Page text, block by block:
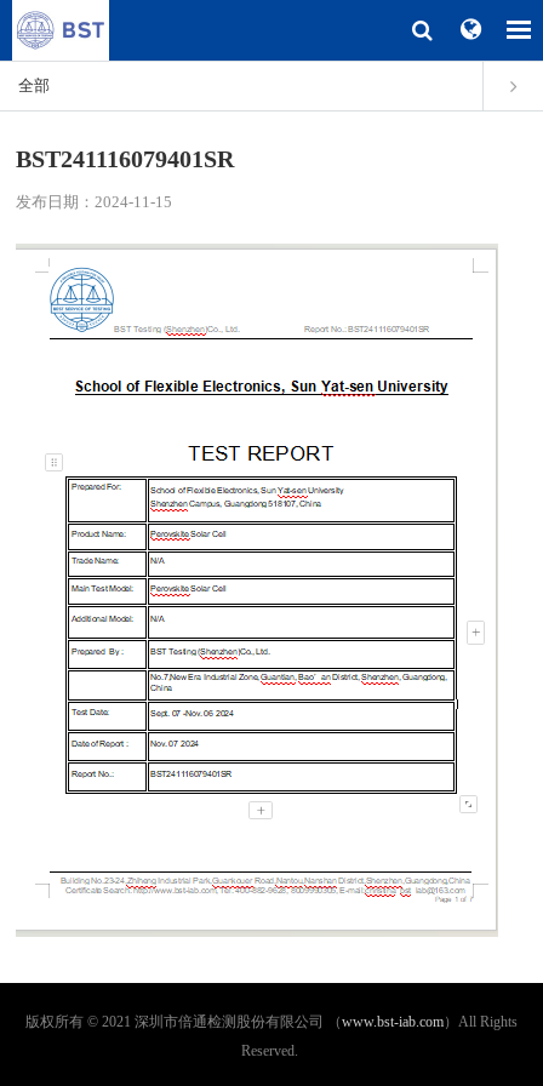
全部
BST241116079401SR
发布日期：2024-11-15
版权所有 © 2021 深圳市倍通检测股份有限公司 （www.bst-iab.com）All Rights
Reserved.